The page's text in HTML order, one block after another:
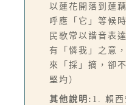
以蓮花開落到蓮
呼應「它」等候
民歌常以諧音表
有「憐我」之意
來「採」摘，卻
堅均）
其他說明: 1. 賴西